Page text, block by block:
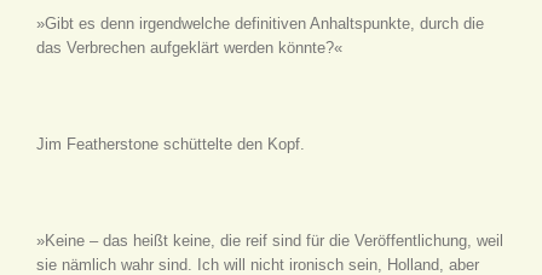
»Gibt es denn irgendwelche definitiven Anhaltspunkte, durch die
das Verbrechen aufgeklärt werden könnte?«
Jim Featherstone schüttelte den Kopf.
»Keine – das heißt keine, die reif sind für die Veröffentlichung, weil
sie nämlich wahr sind. Ich will nicht ironisch sein, Holland, aber